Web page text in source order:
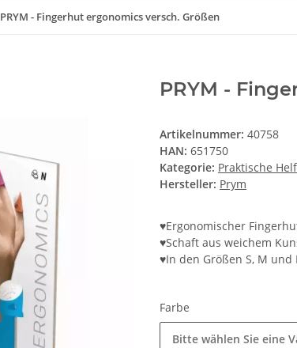
PRYM - Fingerhut ergonomics versch. Größen
PRYM -
Artikelnummer: 40758
HAN: 651750
Kategorie: Praktische
Hersteller: Prym
♥Ergonomischer
♥Schaft aus weichem
♥In den Größen S, M und
Farbe
Bitte wählen Sie eine